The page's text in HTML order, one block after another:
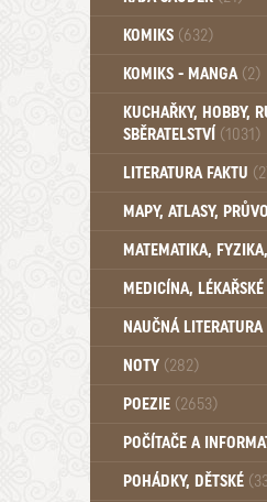
KOMIKS (632)
Komiks - Čtyřlístek
KOMIKS - MANGA (2)
KUCHAŘKY, HOBBY,
SBĚRATELSTVÍ (1031)
Dům a byt (102)
LITERATURA FAKTU
Katalogy (503)
MAPY, ATLASY,
MATEMATIKA,
MEDICÍNA, LÉKAŘSKÉ
NAUČNÁ LITERATURA
Zdraví a zdraví životní
NOTY (282)
POEZIE (2653)
POČÍTAČE A
POHÁDKY, DĚTSKÉ